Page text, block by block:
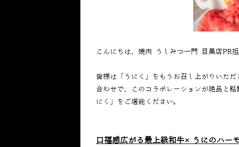
こんにちは、焼肉 うしみつ一門 目黒店PR担
皆様は「うにく」をもうお召し上がりいた
合わせで、このコラボレーションが絶品と
にく」をご堪能ください。
口福感広がる最上級和牛×うにのハー